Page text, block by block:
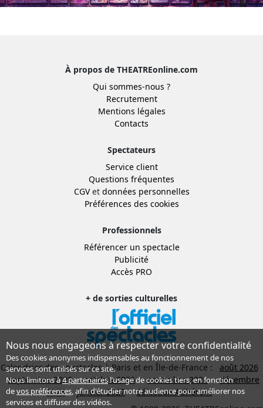
À propos de THEATREonline.com
Qui sommes-nous ?
Recrutement
Mentions légales
Contacts
Spectateurs
Service client
Questions fréquentes
CGVet données personnelles
Préférences des cookies
Professionnels
Référencer un spectacle
Publicité
Accès PRO
+ de sorties culturelles
Calendrier des spectacles à Paris et en Île-de-France :
août 2026
septembre 2026
octobre 2026 novembre 2026
décembre
2026
janvier 2027
Sélection Adhérent
Nous nous engageons à respecter votre confidentialité
Des cookies anonymes indispensables au fonctionnement de nos
services sont utilisés sur ce site.
Nous limitons à4 partenairesl’usage de cookies tiers, en fonction
devos préférences, afin d'étudier notre audience pour améliorer nos
services et diffuser des vidéos.